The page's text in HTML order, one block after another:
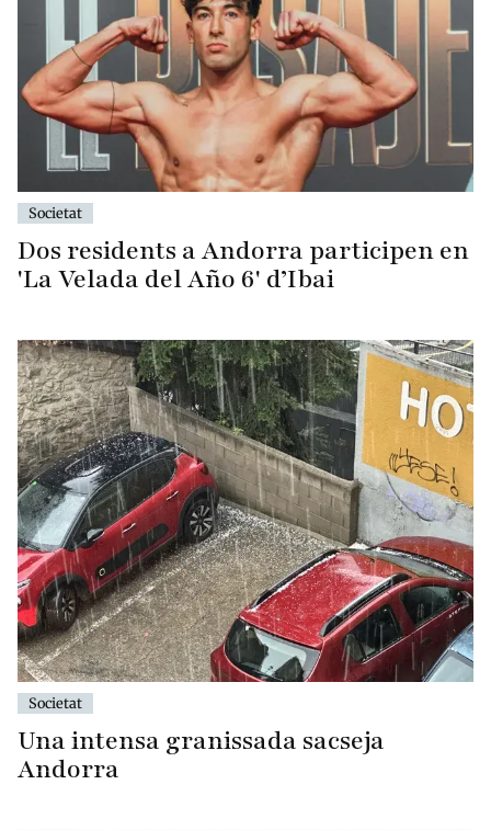
Societat
Dos residents a Andorra participen en
'La Velada del Año 6' d’Ibai
Societat
Una intensa granissada sacseja
Andorra